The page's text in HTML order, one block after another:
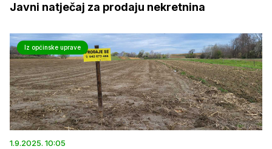
Javni natječaj za prodaju nekretnina
Iz općinske uprave
1.9.2025. 10:05